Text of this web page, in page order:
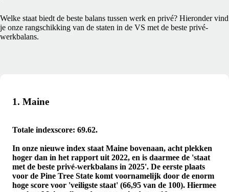
Welke staat biedt de beste balans tussen werk en privé? Hieronder vind
je onze rangschikking van de staten in de VS met de beste privé-
werkbalans.
1. Maine
Totale indexscore: 69.62.
In onze nieuwe index staat Maine bovenaan, acht plekken
hoger dan in het rapport uit 2022, en is daarmee de 'staat
met de beste privé-werkbalans in 2025'. De eerste plaats
voor de Pine Tree State komt voornamelijk door de enorm
hoge score voor 'veiligste staat' (66,95 van de 100). Hiermee